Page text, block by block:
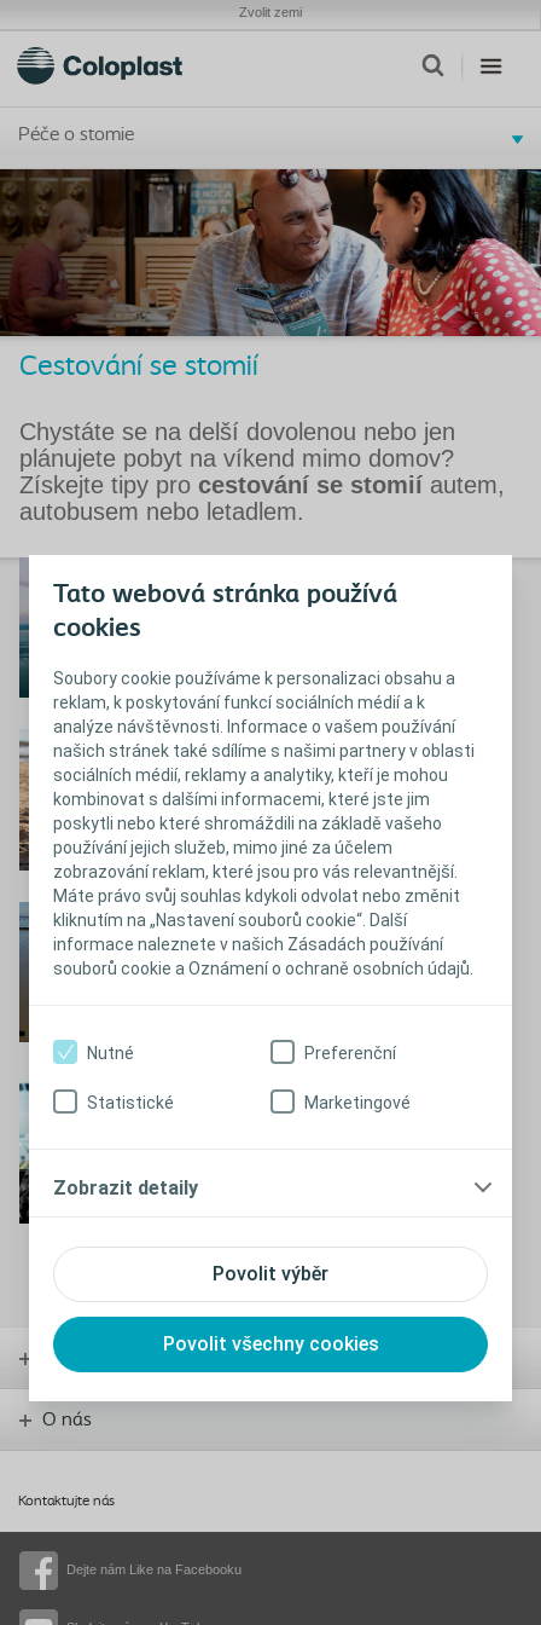
Tato webová stránka používá
cookies
Soubory cookie používáme k personalizaci obsahu a
reklam, k poskytování funkcí sociálních médií a k
analýze návštěvnosti. Informace o vašem používání
našich stránek také sdílíme s našimi partnery v oblasti
sociálních médií, reklamy a analytiky, kteří je mohou
kombinovat s dalšími informacemi, které jste jim
poskytli nebo které shromáždili na základě vašeho
používání jejich služeb, mimo jiné za účelem
zobrazování reklam, které jsou pro vás relevantnější.
Máte právo svůj souhlas kdykoli odvolat nebo změnit
kliknutím na „Nastavení souborů cookie“. Další
informace naleznete v našich Zásadách používání
souborů cookie a Oznámení o ochraně osobních údajů.
Povolit výběr
Povolit všechny cookies
Nutné Preferenční
Statistické Marketingové
Zobrazit detaily
Zvolit zemi
Péče o stomie
Cestování se stomií
Chystáte se na delší dovolenou nebo jen
plánujete pobyt na víkend mimo domov?
Získejte tipy pro cestování se stomií autem,
autobusem nebo letadlem.
letadlem se stomií
Plánování a balení na
cesty se stomií
Plavání a saunování se
stomií
Cestovní průkaz stomika
Dejte nám Like na Facebooku
Pomůcky
O nás
Kontaktujte nás